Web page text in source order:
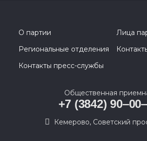
О партии
Лица
Региональные отделения
Контакты пресс-службы
Общественная
+7 (3842)
​Кемерово, Советский